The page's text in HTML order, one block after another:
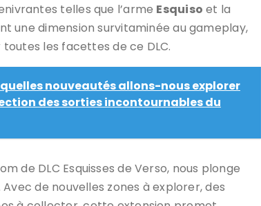
telles que l’arme Esquiso et la
une dimension survitaminée au gameplay,
les facettes de ce DLC.
quelles nouveautés allons-nous explorer
des sorties incontournables du
de DLC Esquisses de Verso, nous plonge
de nouvelles zones à explorer, des